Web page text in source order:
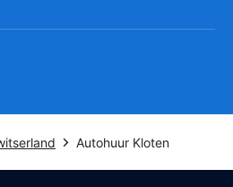
Autohuur Kloten